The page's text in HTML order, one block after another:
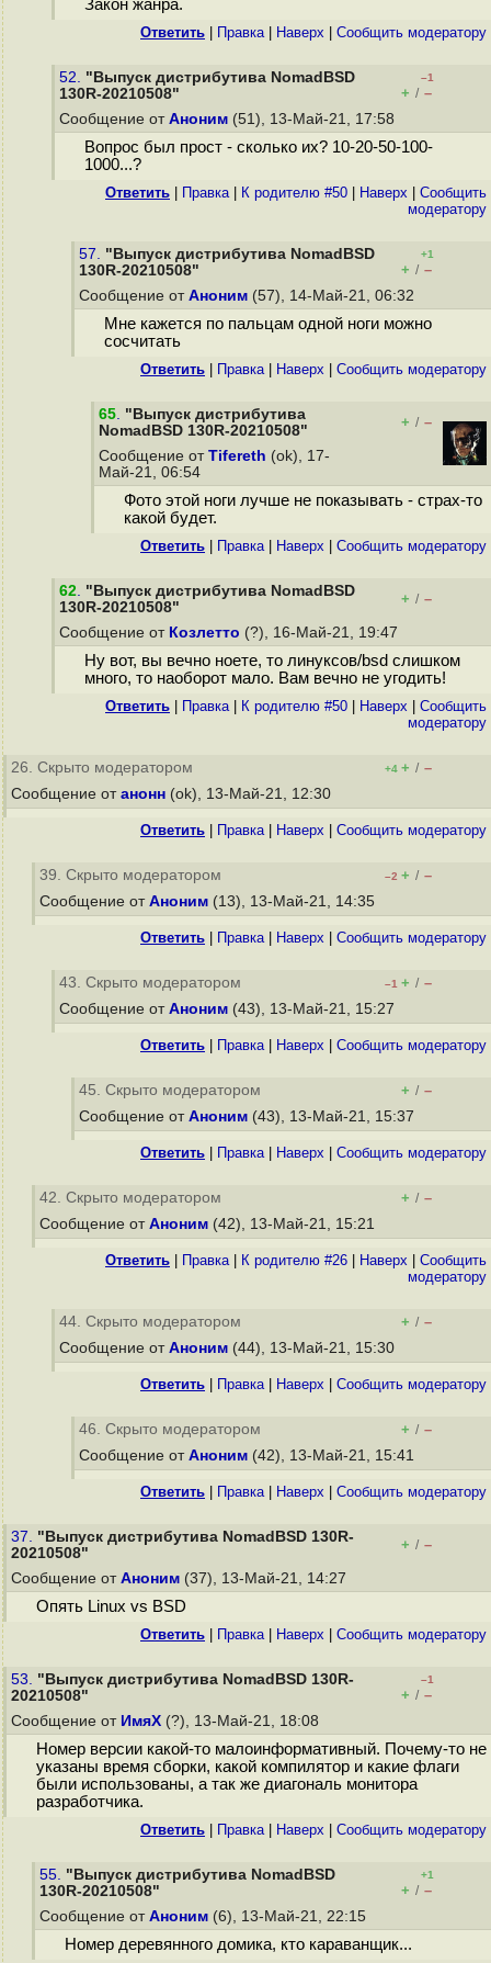
Закон жанра.
Ответить Правка| Наверх Cообщить модератору
52. "Выпуск дистрибутива NomadBSD
130R-20210508"
–1
+ / –
Сообщение от Аноним (51), 13-Май-21, 17:58
Вопрос был прост - сколько их? 10-20-50-100-
1000...?
Ответить Правка| К родителю #50 Наверх
Cообщить
модератору
57. "Выпуск дистрибутива NomadBSD
130R-20210508"
+1
+ / –
Сообщение от Аноним (57), 14-Май-21, 06:32
Мне кажется по пальцам одной ноги можно
сосчитать
Ответить Правка| Наверх Cообщить модератору
65. "Выпуск дистрибутива
NomadBSD 130R-20210508"
+ / –
Сообщение от Tifereth (ok), 17-
Май-21, 06:54
Фото этой ноги лучше не показывать - страх-то
какой будет.
Ответить Правка| Наверх Cообщить модератору
62. "Выпуск дистрибутива NomadBSD
130R-20210508"
+ / –
Сообщение от Козлетто (?), 16-Май-21, 19:47
Ну вот, вы вечно ноете, то линуксов/bsd слишком
много, то наоборот мало. Вам вечно не угодить!
Ответить Правка| К родителю #50 Наверх
Cообщить
модератору
26. Скрыто модератором +4 + / –
Сообщение от анонн (ok), 13-Май-21, 12:30
Ответить Правка| Наверх Cообщить модератору
39. Скрыто модератором –2 + / –
Сообщение от Аноним (13), 13-Май-21, 14:35
Ответить Правка| Наверх Cообщить модератору
43. Скрыто модератором –1 + / –
Сообщение от Аноним (43), 13-Май-21, 15:27
Ответить Правка| Наверх Cообщить модератору
45. Скрыто модератором + / –
Сообщение от Аноним (43), 13-Май-21, 15:37
Ответить Правка| Наверх Cообщить модератору
42. Скрыто модератором + / –
Сообщение от Аноним (42), 13-Май-21, 15:21
Ответить Правка| К родителю #26 Наверх
Cообщить
модератору
44. Скрыто модератором + / –
Сообщение от Аноним (44), 13-Май-21, 15:30
Ответить Правка| Наверх Cообщить модератору
46. Скрыто модератором + / –
Сообщение от Аноним (42), 13-Май-21, 15:41
Ответить Правка| Наверх Cообщить модератору
37. "Выпуск дистрибутива NomadBSD 130R-
20210508"
+ / –
Сообщение от Аноним (37), 13-Май-21, 14:27
Опять Linux vs BSD
Ответить Правка| Наверх Cообщить модератору
53. "Выпуск дистрибутива NomadBSD 130R-
20210508"
–1
+ / –
Сообщение от ИмяХ (?), 13-Май-21, 18:08
Номер версии какой-то малоинформативный. Почему-то не
указаны время сборки, какой компилятор и какие флаги
были использованы, а так же диагональ монитора
разработчика.
Ответить Правка| Наверх Cообщить модератору
55. "Выпуск дистрибутива NomadBSD
130R-20210508"
+1
+ / –
Сообщение от Аноним (6), 13-Май-21, 22:15
Номер деревянного домика, кто караванщик...